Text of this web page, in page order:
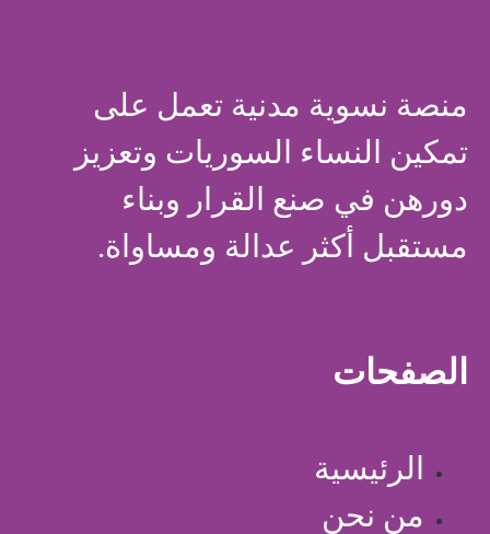
منصة نسوية مدنية تعمل على
تمكين النساء السوريات وتعزيز
دورهن في صنع القرار وبناء
مستقبل أكثر عدالة ومساواة.
الصفحات
الرئيسية
من نحن